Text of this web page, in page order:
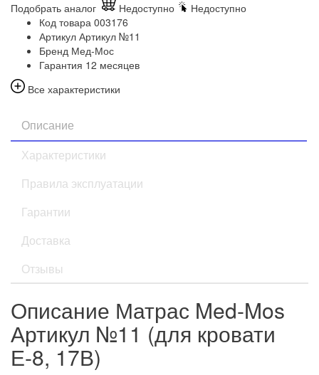
Подобрать аналог
Недоступно
Недоступно
Код товара 003176
Артикул Артикул №11
Бренд Мед-Мос
Гарантия 12 месяцев
Все характеристики
Описание
Характеристики
Правила эксплуатации
Гарантии
Доставка
Отзывы
Описание Матрас Med-Mos
Артикул №11 (для кровати
Е-8, 17В)